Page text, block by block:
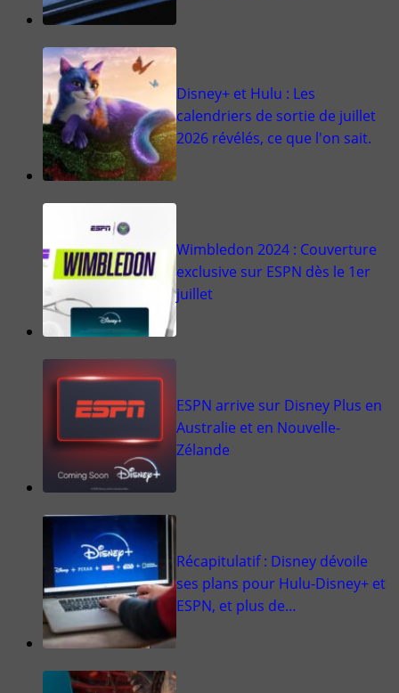
Disney+ et Hulu : Les
calendriers de sortie de juillet
2026 révélés, ce que l'on sait.
Wimbledon 2024 : Couverture
exclusive sur ESPN dès le 1er
juillet
ESPN arrive sur Disney Plus en
Australie et en Nouvelle-
Zélande
Récapitulatif : Disney dévoile
ses plans pour Hulu-Disney+ et
ESPN, et plus de…